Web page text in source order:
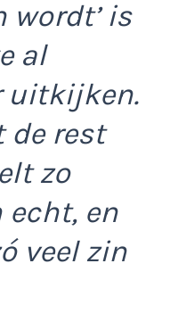
wordt’ is
al
uitkijken.
de rest
zo
echt, en
veel zin